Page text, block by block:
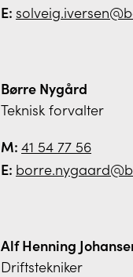
E:
Børre Nygård
Teknisk forvalter
M:41 54 77 56
E:
Alf Henning
Driftstekniker